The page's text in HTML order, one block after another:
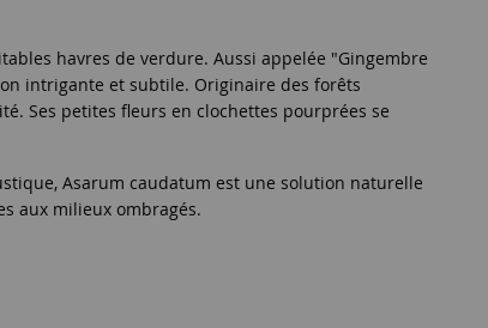
havres de verdure. Aussi appelée "Gingembre
intrigante et subtile. Originaire des forêts
Ses petites fleurs en clochettes pourprées se
Asarum caudatum est une solution naturelle
aux milieux ombragés.